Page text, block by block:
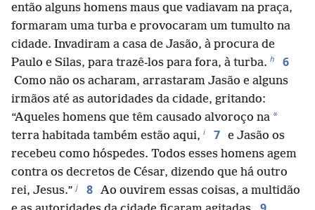
então alguns homens maus que vadiavam na praça,
formaram uma turba e provocaram um tumulto na
cidade. Invadiram a casa de Jasão, à procura de
Paulo e Silas, para trazê-los para fora, à turba. h 6
Como não os acharam, arrastaram Jasão e alguns
irmãos até as autoridades da cidade, gritando:
“Aqueles homens que têm causado alvoroço na *
terra habitada também estão aqui, i 7 e Jasão os
recebeu como hóspedes. Todos esses homens agem
contra os decretos de César, dizendo que há outro
rei, Jesus.” j 8 Ao ouvirem essas coisas, a multidão